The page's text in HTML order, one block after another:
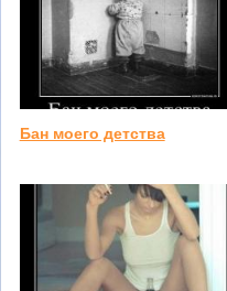
Бан моего детства